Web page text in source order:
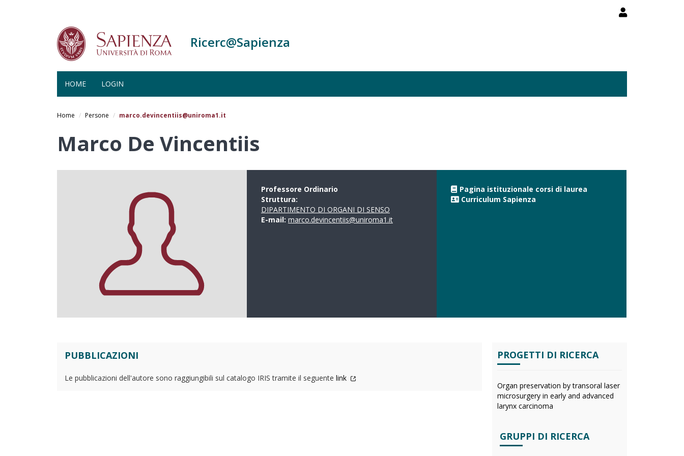
Ricerc@Sapienza
HOME LOGIN
Home Persone marco.devincentiis@uniroma1.it
Marco De Vincentiis
Professore Ordinario
Struttura:
DIPARTIMENTO DI ORGANI DI SENSO
E-mail: marco.devincentiis@uniroma1.it
Pagina istituzionale corsi di laurea
Curriculum Sapienza
PUBBLICAZIONI
Le pubblicazioni dell'autore sono raggiungibili sul catalogo IRIS tramite il seguente link
PROGETTI DI RICERCA
Organ preservation by transoral laser
microsurgery in early and advanced
larynx carcinoma
GRUPPI DI RICERCA